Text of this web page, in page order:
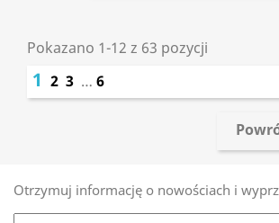
Pokazano 1-12 z 63 pozycji
1 2 3 … 6
Otrzymuj informację o nowościach i